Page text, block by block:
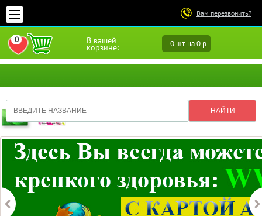
Вам перезвонить?
В вашей
корзине: 0 шт. на 0 р.
0
ПЕРЕЙТИ В ИЗБРАННОЕ